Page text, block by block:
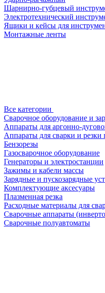
Шарнирно-губцевый
Электротехнический
Ящики и кейсы для
Монтажные ленты
Все категории
Сварочное оборудование и
Аппараты для аргонно-
Аппараты для сварки и резки
Бензорезы
Газосварочное оборудование
Генераторы и электростанции
Зажимы и кабели массы
Зарядные и пускозарядные
Комплектующие аксесуары
Плазменная резка
Расходные материалы для
Сварочные аппараты
Сварочные полуавтоматы